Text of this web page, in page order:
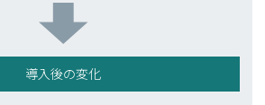
導入後の変化